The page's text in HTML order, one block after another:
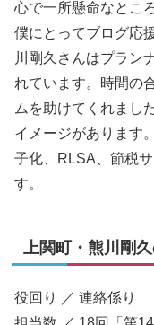
心で一所懸命なとこ
僕にとってブログ応
川剛久さんはプラン
れています。時間の
ムを助けてくれまし
イメージがあります
子化、RLSA、節税
す。
上関町・熊川剛
役回り ／ 連絡係り